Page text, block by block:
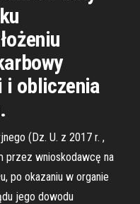
i obliczenia
(Dz. U. z 2017 r. ,
przez wnioskodawcę na
po okazaniu w organie
jego dowodu